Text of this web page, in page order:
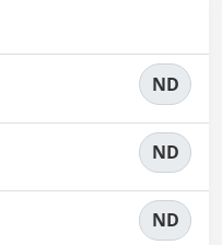
ND
ND
ND